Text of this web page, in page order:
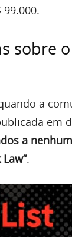
sobre
a
em
a
.